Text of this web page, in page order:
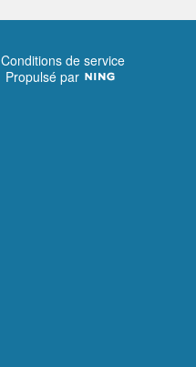
Conditions de service
Propulsé par